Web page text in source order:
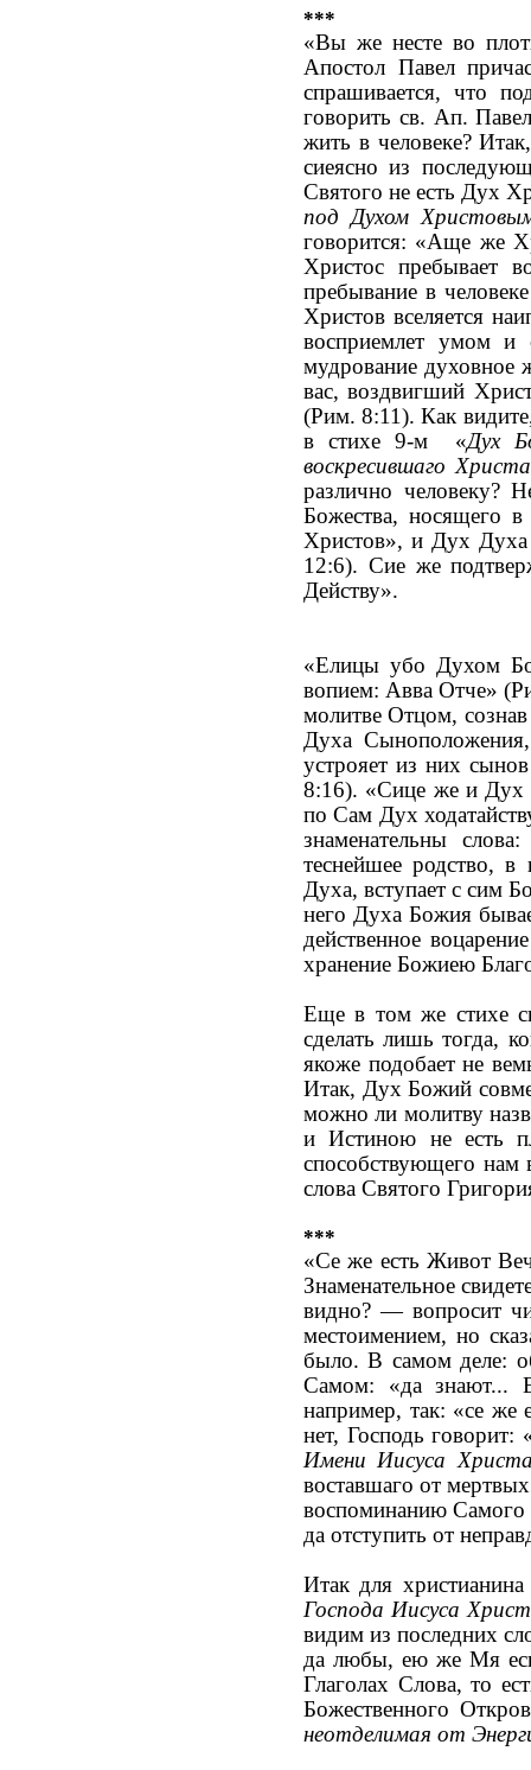
***
«Вы же несте во
Апостол Павел
спрашивается, что
говорить св. Ап.
жить в человеке?
cиeясно из
Святого не есть Дух
под Духом
говорится: «Аще же
Христос пребывает
пребывание в
Христов вселяется
восприемлет умом и
мудрование
вас, воздвигший
(Рим. 8:11). Как
в стихе 9-м «Дух
воскресившаго
различно человеку?
Божества, носящего
Христов», и Дух Духа
12:6). Cиe же
Действу».
«Елицы убо Духом
вопием: Авва Отче»
молитве Отцом,
Духа
устрояет из них
8:16). «Сице же и Дух
по Сам Дух
знаменательны
теснейшее родство,
Духа, вступает с сим
него Духа Божия
действенное
хранение Божиею
Еще в том же стихе
сделать лишь тогда,
якоже подобает не
Итак, Дух Божий
можно ли молитву
и Истиною не есть
способствующего
слова Святого
***
«Се же есть Живот
Знаменательное
видно? — вопросит
местоимением, но
было. В самом деле:
Самом: «да знают...
например, так: «се
нет, Господь
Имени Иисуса
воставшаго от
воспоминанию
да отступить от
Итак для
Господа Ииcyca
видим из последних
да любы, ею же Мя
Глаголах Слова, то
Божественного
неотделимая от